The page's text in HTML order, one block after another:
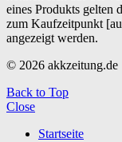
eines Produkts gelten
zum Kaufzeitpunkt
angezeigt werden.
© 2026 akkzeitung.de
Back to Top
Close
Startseite